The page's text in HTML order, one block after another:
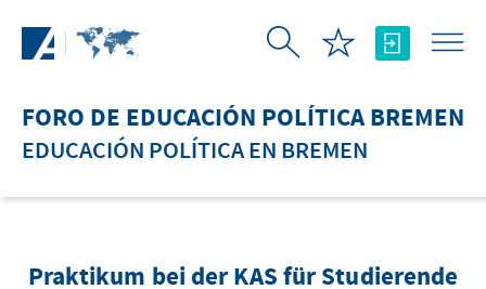
FORO DE EDUCACIÓN POLÍTICA BREMEN
EDUCACIÓN POLÍTICA EN BREMEN
Praktikum bei der KAS für Studierende